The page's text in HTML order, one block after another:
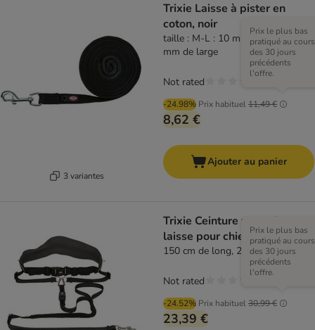
3 variantes
Trixie Laisse à pister en
coton, noir
taille : M-L : 10 m de long / 20
mm de large
-24.98% Prix habituel11,49 €
Prix le plus bas
pratiqué au cours
des 30 jours
précédents
l'offre.
8,62 €
Not rated
Ajouter au panier
Trixie Ceinture ventrale avec
laisse pour chien
150 cm de long, 20 mm de large
-24.52% Prix habituel30,99 €
Prix le plus bas
pratiqué au cours
des 30 jours
précédents
l'offre.
23,39 €
Not rated